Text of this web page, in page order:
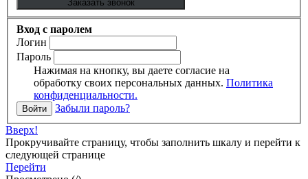
Вход с паролем
Логин
Пароль
Нажимая на кнопку, вы даете согласие на
обработку своих персональных данных. Политика
конфиденциальности.
Забыли пароль?
Вверх!
Прокручивайте страницу, чтобы заполнить шкалу и перейти к
следующей странице
Перейти